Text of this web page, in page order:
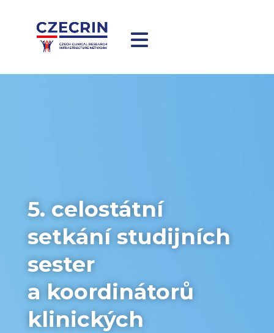
5. celostátní
setkání studijních
sester
a koordinátorů
klinických